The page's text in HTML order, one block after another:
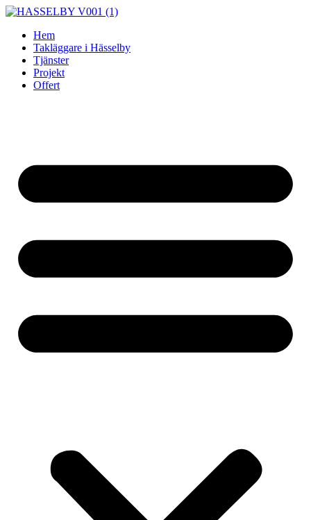
Skip
contentHem
Takläggare i Hässelby
Tjänster
Projekt
Offert